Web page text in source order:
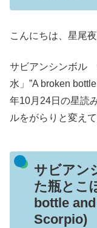
こんにちは、星尾夜
サビアンシンボル
水」”A broken
年10月24日の星読
ルをがらりと変えて
サビアン
た瓶とこ
bottle
Scorpio)